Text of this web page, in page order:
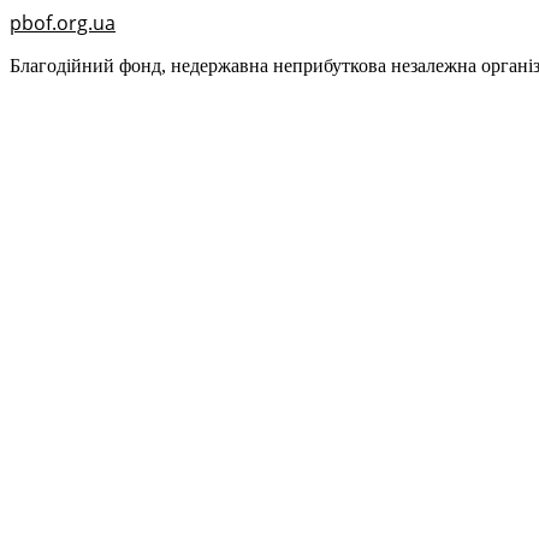
pbof.org.ua
Благодійний фонд, недержавна неприбуткова незалежна